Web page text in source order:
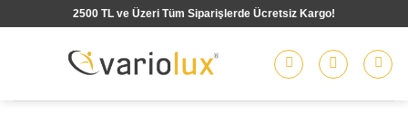
2500 TL ve Üzeri Tüm Siparişlerde Ücretsiz Kargo!